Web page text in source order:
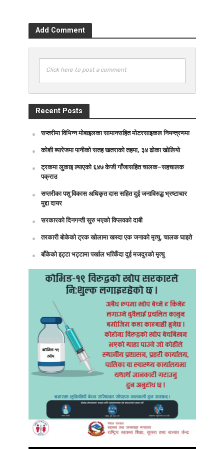
Add Comment
Click here to post a comment
Recent Posts
सप्तरीमा विभिन्न मोबाइलका सामानसहित मोटरसाइकल नियन्त्रणमा
कोशी ब्यारेजमा पानीको सतह खतराको तहमा, ३४ ढोका खोलियो
ट्रकमा लुकाइ ल्याएको ६४७ केजी गाँजासहित चालक–सहचालक
पक्राउ
सप्तरीका पशु विकास अधिकृत दास सहित दुई जनाविरुद्ध भ्रष्टाचार
मुद्दा दायर
सरकारको दिनगन्ती सुरु भएको विप्लवको दाबी
तरकारी बोकेको ट्रक खोलामा खस्दा एक जनाको मृत्यु, चालक घाइते
बाँकेको इट्टा भट्टामा पर्खाल भत्किँदा दुई मजदुरको मृत्यु